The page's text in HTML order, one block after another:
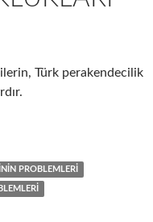
Türk perakendecilik
görülebilen yönetim
PROBLEMLERI